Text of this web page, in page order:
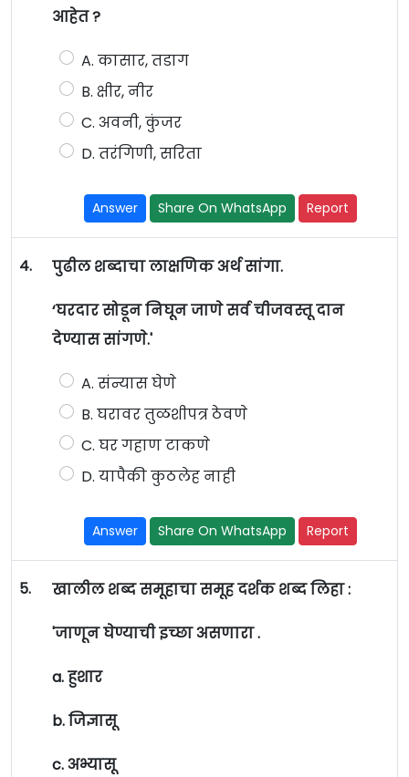
आहेत ?
A. कासार, तडाग
B. क्षीर, नीर
C. अवनी, कुंजर
D. तरंगिणी, सरिता
Answer Share On WhatsApp Report
4. पुढील शब्दाचा लाक्षणिक अर्थ सांगा.
‘घरदार सोडून निघून जाणे सर्व चीजवस्तू दान
देण्यास सांगणे.'
A. संन्यास घेणे
B. घरावर तुळशीपत्र ठेवणे
C. घर गहाण टाकणे
D. यापैकी कुठलेह नाही
Answer Share On WhatsApp Report
5. खालील शब्द समूहाचा समूह दर्शक शब्द लिहा :
'जाणून घेण्याची इच्छा असणारा .
a. हुशार
b. जिज्ञासू
c. अभ्यासू